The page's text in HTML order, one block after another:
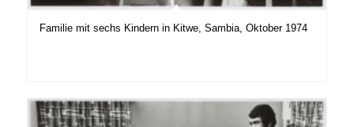
Familie mit sechs Kindern in Kitwe, Sambia, Oktober 1974